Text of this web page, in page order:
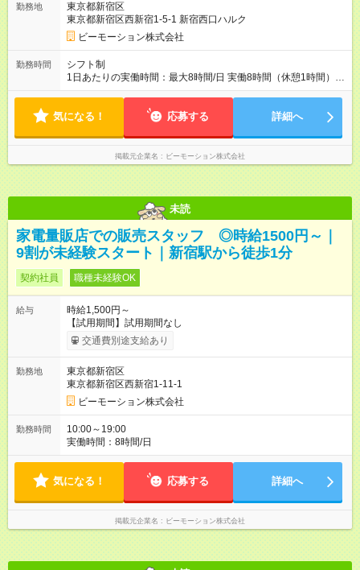
勤務地
東京都新宿区
東京都新宿区西新宿1-5-1 新宿西口ハルク
ビーモーション株式会社
勤務時間
シフト制
1日あたりの実働時間：最大8時間/日 実働8時間（休憩1時間）の
勤務となります。 ▼シフト例 10:00～19:00 11:00～20:00
気になる！ 応募する 詳細へ
掲載元企業名 ビーモーション株式会社
未読
家電量販店での販売スタッフ ◎時給1500円～｜
9割が未経験スタート｜新宿駅から徒歩1分
契約社員 職種未経験OK
給与
時給1,500円～
【試用期間】試用期間なし
交通費別途支給あり
勤務地
東京都新宿区
東京都新宿区西新宿1-11-1
ビーモーション株式会社
勤務時間
10:00～19:00
実働時間：8時間/日
気になる！ 応募する 詳細へ
掲載元企業名 ビーモーション株式会社